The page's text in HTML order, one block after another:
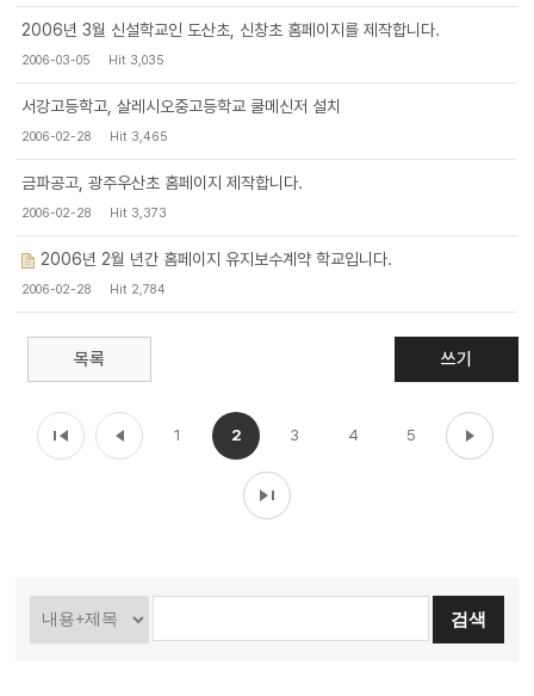
2006년 3월 신설학교인 도산초, 신창초 홈페이지를 제작합니다.
2006-03-05 Hit 3,035
서강고등학고, 살레시오중고등학교 쿨메신저 설치
2006-02-28 Hit 3,465
금파공고, 광주우산초 홈페이지 제작합니다.
2006-02-28 Hit 3,373
2006년 2월 년간 홈페이지 유지보수계약 학교입니다.
2006-02-28 Hit 2,784
목록 쓰기
1 2 3 4 5